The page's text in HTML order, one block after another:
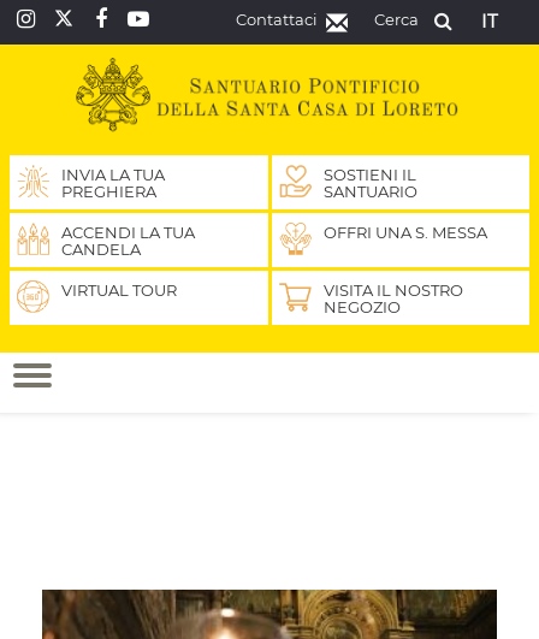
IT
Cerca
Contattaci
INVIA LA TUA
PREGHIERA
SOSTIENI IL
SANTUARIO
ACCENDI LA TUA
CANDELA
OFFRI UNA S. MESSA
VIRTUAL TOUR
VISITA IL NOSTRO
NEGOZIO